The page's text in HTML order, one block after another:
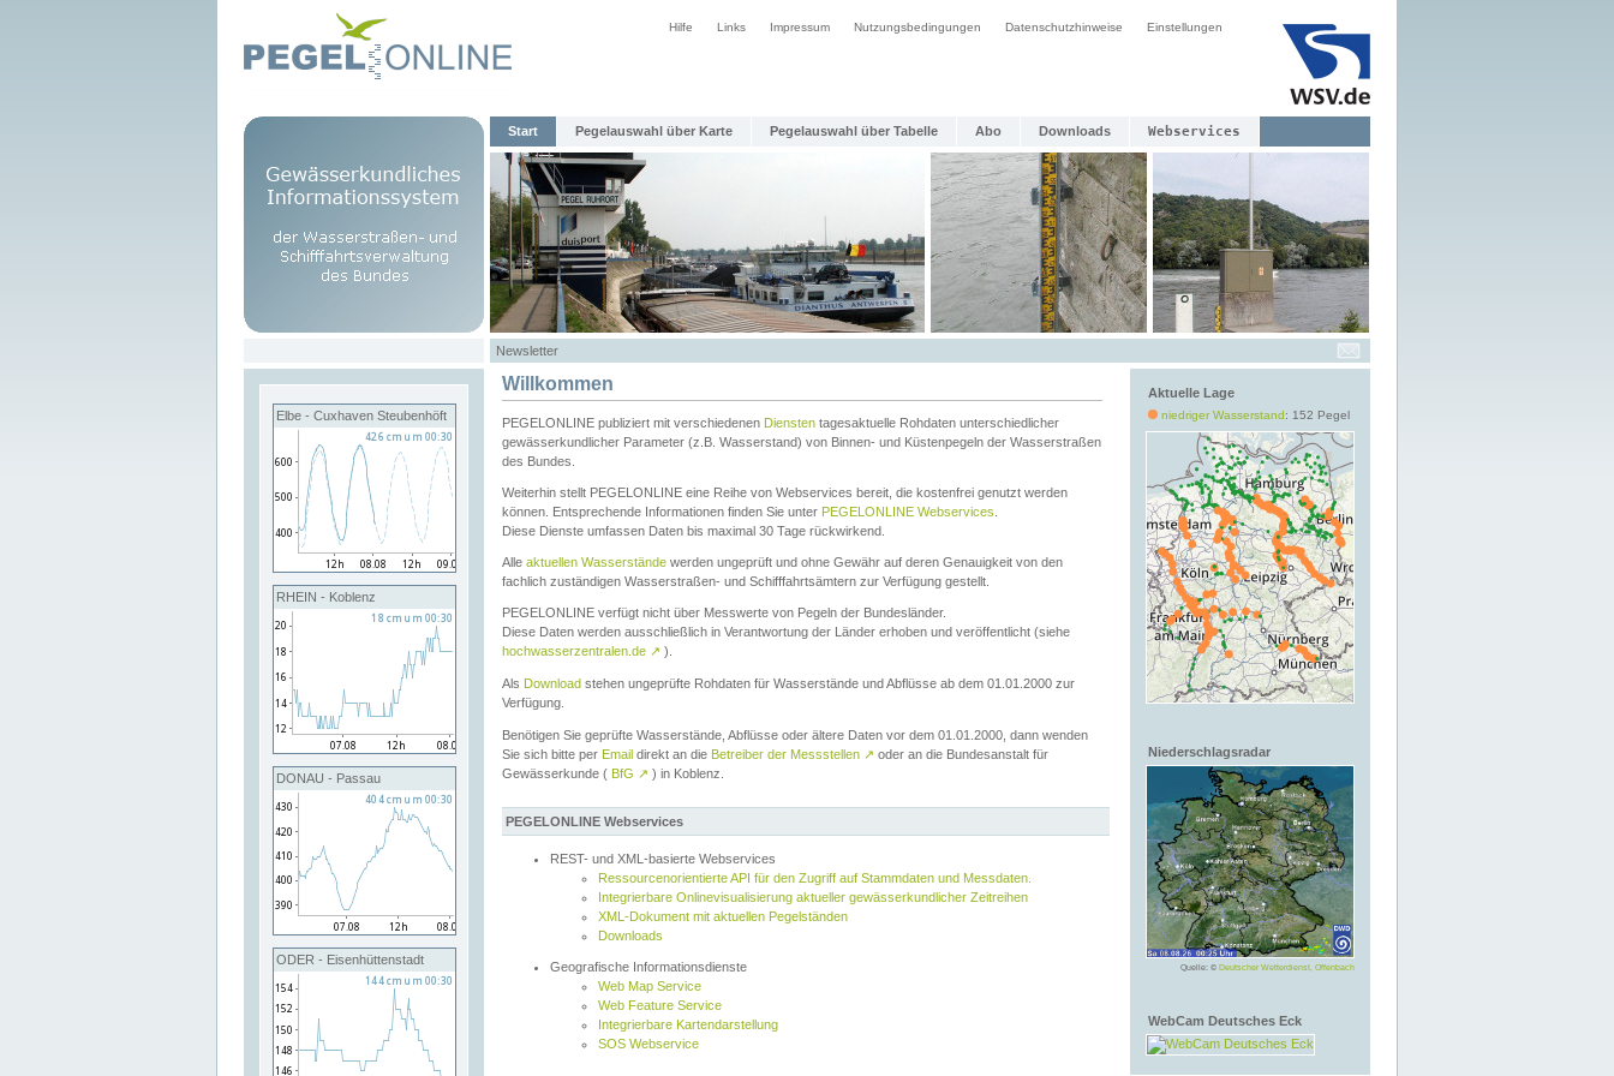
Hilfe Links Impressum Nutzungsbedingungen Datenschutzhinweise Einstellungen
Start Pegelauswahl über Karte Pegelauswahl über Tabelle Abo Downloads Webservices
Newsletter
Elbe - Cuxhaven Steubenhöft
RHEIN - Koblenz
DONAU - Passau
ODER - Eisenhüttenstadt
Aktuelle Lage
niedriger Wasserstand: 152 Pegel
Niederschlagsradar
Quelle: © Deutscher Wetterdienst, Offenbach
WebCam Deutsches Eck
Willkommen
PEGELONLINE publiziert mit verschiedenen Diensten tagesaktuelle Rohdaten unterschiedlicher
gewässerkundlicher Parameter (z.B. Wasserstand) von Binnen- und Küstenpegeln der Wasserstraßen
des Bundes.
Weiterhin stellt PEGELONLINE eine Reihe von Webservices bereit, die kostenfrei genutzt werden
können. Entsprechende Informationen finden Sie unter PEGELONLINE Webservices
Diese Dienste umfassen Daten bis maximal 30 Tage rückwirkend.
Alle aktuellen Wasserstände werden ungeprüft und ohne Gewähr auf deren Genauigkeit von den
fachlich zuständigen Wasserstraßen- und Schifffahrtsämtern zur Verfügung gestellt.
PEGELONLINE verfügt nicht über Messwerte von Pegeln der Bundesländer.
Diese Daten werden ausschließlich in Verantwortung der Länder erhoben und veröffentlicht (siehe
hochwasserzentralen.de ↗ ).
Als Download stehen ungeprüfte Rohdaten für Wasserstände und Abflüsse ab dem 01.01.2000 zur
Verfügung.
Benötigen Sie geprüfte Wasserstände, Abflüsse oder ältere Daten vor dem 01.01.2000, dann wenden
Sie sich bitte per Email direkt an die Betreiber der Messstellen ↗ oder an die Bundesanstalt für
Gewässerkunde ( BfG ↗ ) in Koblenz.
PEGELONLINE Webservices
REST- und XML-basierte Webservices
Ressourcenorientierte API für den Zugriff auf Stammdaten und Messdaten.
Integrierbare Onlinevisualisierung aktueller gewässerkundlicher Zeitreihen
XML-Dokument mit aktuellen Pegelständen
Downloads
Geografische Informationsdienste
Web Map Service
Web Feature Service
Integrierbare Kartendarstellung
SOS Webservice